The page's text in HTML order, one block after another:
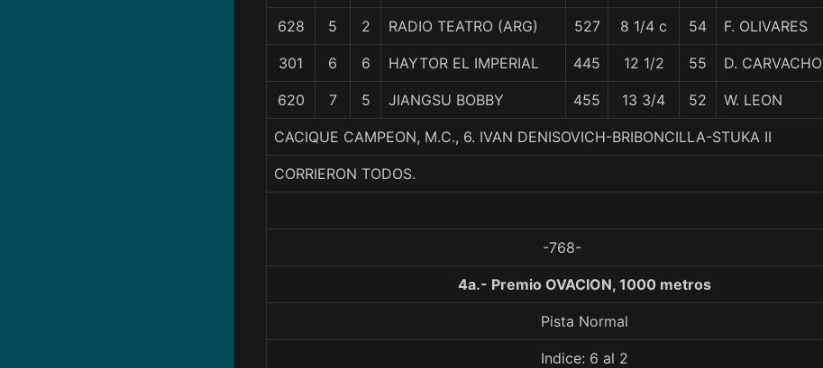
628 5 2 RADIO TEATRO (ARG) 527 8 1/4 c 54 F. OLIVARES
301 6 6 HAYTOR EL IMPERIAL 445 12 1/2 55 D. CARVACHO
620 7 5 JIANGSU BOBBY 455 13 3/4 52 W. LEON
CACIQUE CAMPEON, M.C., 6. IVAN DENISOVICH-BRIBONCILLA-STUKA II
CORRIERON TODOS.
-768-
4a.- Premio OVACION, 1000 metros
Pista Normal
Indice: 6 al 2